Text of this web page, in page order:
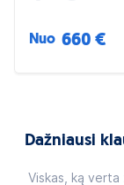
Nuo 660 €
Dažniausi
Viskas, ką